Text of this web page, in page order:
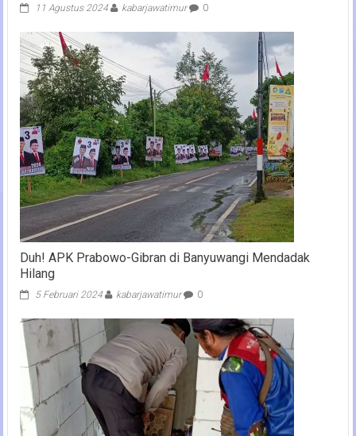
11 Agustus 2024 kabarjawatimur 0
Duh! APK Prabowo-Gibran di Banyuwangi Mendadak
Hilang
5 Februari 2024 kabarjawatimur 0